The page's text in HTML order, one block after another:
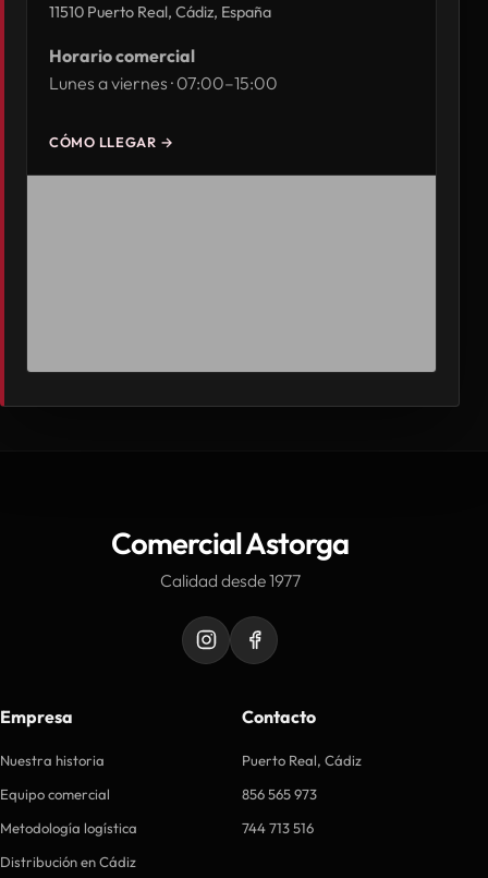
11510 Puerto Real, Cádiz, España
Horario comercial
Lunes a viernes · 07:00–15:00
CÓMO LLEGAR →
Comercial Astorga
Calidad desde 1977
Empresa
Nuestra historia
Equipo comercial
Metodología logística
Distribución en Cádiz
Contacto
Puerto Real, Cádiz
856 565 973
744 713 516